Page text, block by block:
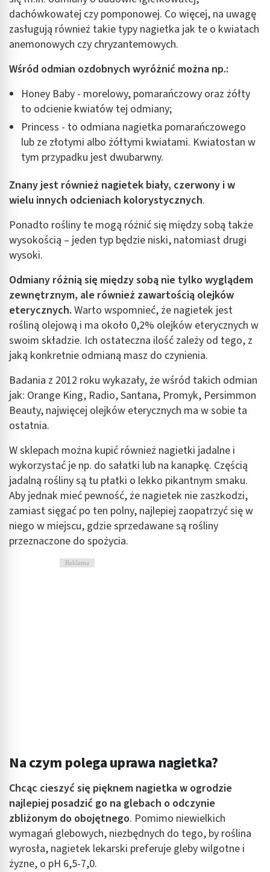
dachówkowatej czy pomponowej. Co więcej, na uwagę
zasługują również takie typy nagietka jak te o kwiatach
anemonowych czy chryzantemowych.
Wśród odmian ozdobnych wyróżnić można np.:
Honey Baby - morelowy, pomarańczowy oraz żółty
to odcienie kwiatów tej odmiany;
Princess - to odmiana nagietka pomarańczowego
lub ze złotymi albo żółtymi kwiatami. Kwiatostan w
tym przypadku jest dwubarwny.
Znany jest również nagietek biały, czerwony i w
wielu innych odcieniach kolorystycznych.
Ponadto rośliny te mogą różnić się między sobą także
wysokością – jeden typ będzie niski, natomiast drugi
wysoki.
Odmiany różnią się między sobą nie tylko wyglądem
zewnętrznym, ale również zawartością olejków
eterycznych.Warto wspomnieć, że nagietek jest
rośliną olejową i ma około 0,2% olejków eterycznych w
swoim składzie. Ich ostateczna ilość zależy od tego, z
jaką konkretnie odmianą masz do czynienia.
Badania z 2012 roku wykazały, że wśród takich odmian
jak: Orange King, Radio, Santana, Promyk, Persimmon
Beauty, najwięcej olejków eterycznych ma w sobie ta
ostatnia.
W sklepach można kupić również nagietki jadalne i
wykorzystać je np. do sałatki lub na kanapkę. Częścią
jadalną rośliny są tu płatki o lekko pikantnym smaku.
Aby jednak mieć pewność, że nagietek nie zaszkodzi,
zamiast sięgać po ten polny, najlepiej zaopatrzyć się w
niego w miejscu, gdzie sprzedawane są rośliny
przeznaczone do spożycia.
Reklama
Na czym polega uprawa nagietka?
Chcąc cieszyć się pięknem nagietka w ogrodzie
najlepiej posadzić go na glebach o odczynie
zbliżonym do obojętnego. Pomimo niewielkich
wymagań glebowych, niezbędnych do tego, by roślina
wyrosła, nagietek lekarski preferuje gleby wilgotne i
żyzne, o pH 6,5-7,0.